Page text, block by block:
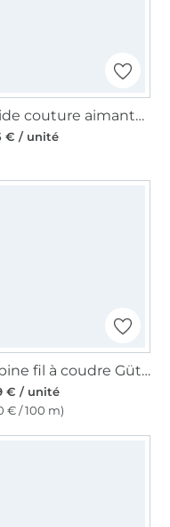
Guide couture aimanté pour machine à coudre
€ / unité
Bobine fil à coudre Gütermann 200m polyester, (300) bleu
€ / unité
€ / 100 m)